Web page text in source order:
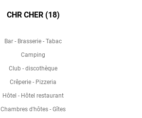
CHR CHER (18)
Bar - Brasserie - Tabac
Camping
Club - discothèque
Crêperie - Pizzeria
Hôtel - Hôtel restaurant
Chambres d'hôtes - Gîtes